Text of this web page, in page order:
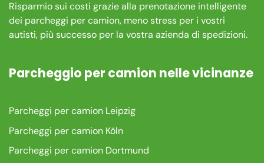
Risparmio sui costi grazie alla prenotazione intelligente
dei parcheggi per camion, meno stress per i vostri
autisti, più successo per la vostra azienda di spedizioni.
Parcheggio per camion nelle vicinanze
Parcheggi per camion Leipzig
Parcheggi per camion Köln
Parcheggi per camion Dortmund